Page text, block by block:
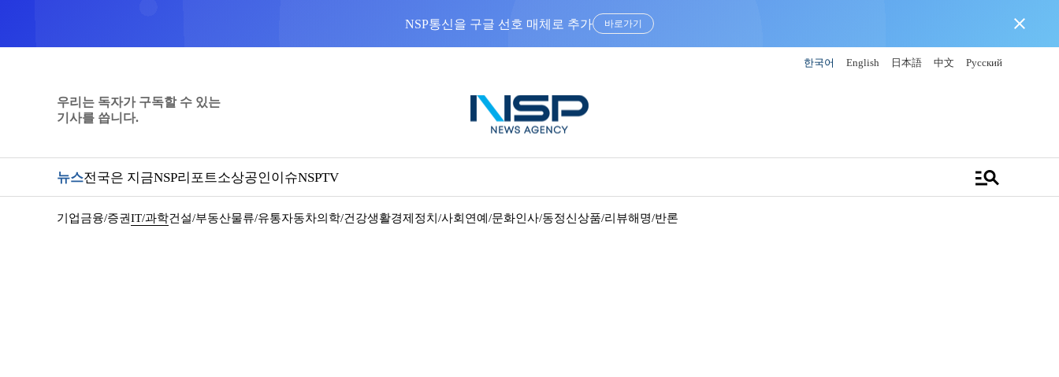
NSP통신을 구글 선호 매체로 추가 바로가기 close
한국어 English 日本語 中文 Русский
우리는 독자가 구독할 수 있는
기사를 씁니다.
뉴스전국은 지금NSP리포트소상공인이슈NSPTV manage_search
기업금융/증권IT/과학건설/부동산물류/유통자동차의학/건강생활경제 정치/사회 연예/문화인사/동정신상품/리뷰해명/반론